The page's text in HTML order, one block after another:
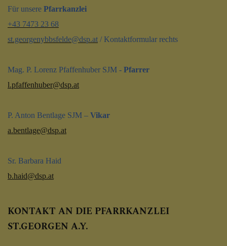
Für unsere Pfarrkanzlei
+43 7473 23 68
st.georgenybbsfelde@dsp.at / Kontaktformular rechts
Mag. P. Lorenz Pfaffenhuber SJM - Pfarrer
l.pfaffenhuber@dsp.at
P. Anton Bentlage SJM – Vikar
a.bentlage@dsp.at
Sr. Barbara Haid
b.haid@dsp.at
KONTAKT AN DIE PFARRKANZLEI
ST.GEORGEN A.Y.